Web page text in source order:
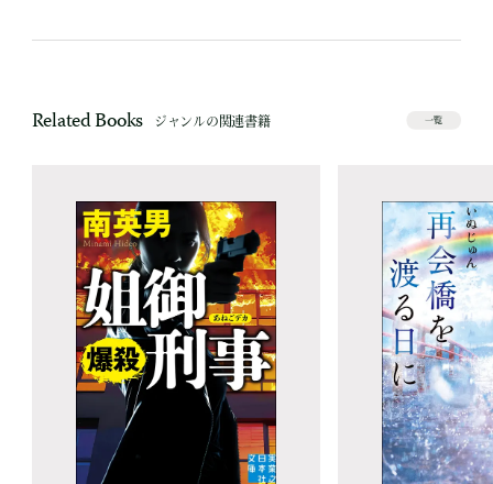
Related Books ジャンルの関連書籍 一覧